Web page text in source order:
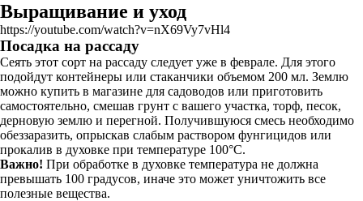
Выращивание и уход
https://youtube.com/watch?v=nX69Vy7vHl4
Посадка на рассаду
Сеять этот сорт на рассаду следует уже в феврале. Для этого
подойдут контейнеры или стаканчики объемом 200 мл. Землю
можно купить в магазине для садоводов или приготовить
самостоятельно, смешав грунт с вашего участка, торф, песок,
дерновую землю и перегной. Получившуюся смесь необходимо
обеззаразить, опрыскав слабым раствором фунгицидов или
прокалив в духовке при температуре 100°C.
Важно! При обработке в духовке температура не должна
превышать 100 градусов, иначе это может уничтожить все
полезные вещества.